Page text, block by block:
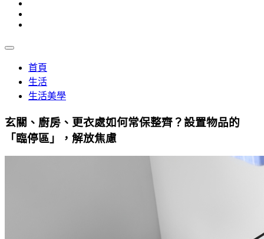
首頁
生活
生活美學
玄關、廚房、更衣處如何常保整齊？設置物品的
「臨停區」，解放焦慮